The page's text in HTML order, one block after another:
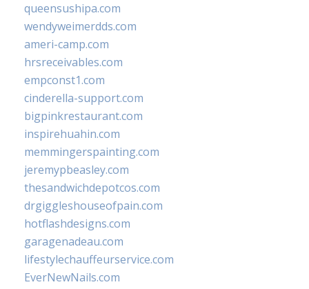
queensushipa.com
wendyweimerdds.com
ameri-camp.com
hrsreceivables.com
empconst1.com
cinderella-support.com
bigpinkrestaurant.com
inspirehuahin.com
memmingerspainting.com
jeremypbeasley.com
thesandwichdepotcos.com
drgiggleshouseofpain.com
hotflashdesigns.com
garagenadeau.com
lifestylechauffeurservice.com
EverNewNails.com